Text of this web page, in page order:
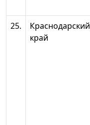
25.
Краснодарский
край